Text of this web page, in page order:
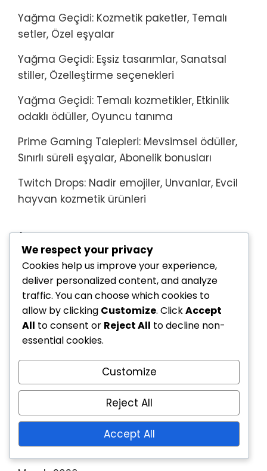
Yağma Geçidi: Kozmetik paketler, Temalı
setler, Özel eşyalar
Yağma Geçidi: Eşsiz tasarımlar, Sanatsal
stiller, Özelleştirme seçenekleri
Yağma Geçidi: Temalı kozmetikler, Etkinlik
odaklı ödüller, Oyuncu tanıma
Prime Gaming Talepleri: Mevsimsel ödüller,
Sınırlı süreli eşyalar, Abonelik bonusları
Twitch Drops: Nadir emojiler, Unvanlar, Evcil
hayvan kozmetik ürünleri
Ara
Search
for:
Kategoriler
Twitch Drops Kozmetikleri
Yağma Geçidi Ödülleri
We respect your privacy
Cookies help us improve your experience,
deliver personalized content, and analyze
traffic. You can choose which cookies to
allow by clicking Customize. ClickAccept
All to consent or Reject All to decline non-
essential cookies.
Customize
Reject All
Accept All